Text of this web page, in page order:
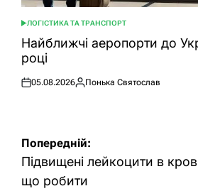
ОПУБЛІКУВАТИ
У
ЛОГІСТИКА ТА ТРАНСПОРТ
Найближчі аеропорти до
році
Оприлюднено
05.08.2026
Опубліковано
Понька Святослав
Навігація
записів
Попередній:
Підвищені лейкоцити в
що робити